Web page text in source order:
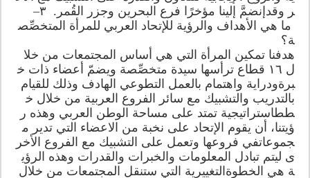
ر وقدإنضمَّ إلينا مؤخرًا فرع البحرين وجزر القُمر. ٣–
ما هي الأهداف والرؤية للإتحاد العربي للمرأة المتخصِّص
ة؟
هدفنا تمكين المرأة التي هي أساس المجتمعات من خلا
ل ١٦ قطاع ترأسها سيدة متخصِّصة ويضمّ أعضاء ذات خ
برةودراية واهتمام بالعمل التطوعي الهادف وذلك للقيام
بالتدريب والتشبيك مع سائر الفروع العربية من خلال خ
ططاستراتيجية تمتد على مساحة الوطن العربي وهذه ر
ؤيتنا، أن يقوم الإتحاد على نخبة من الاعضاء التي تدير م
جموعاتفي فروعها وتعمل على التشبيك مع الفروع الأخر
ى ليتم تبادل المعلومات والخبرات والقدرات وهذه الرؤي
ة هي الخطوةالتغييرية التي ستنقل المجتمعات من خلال